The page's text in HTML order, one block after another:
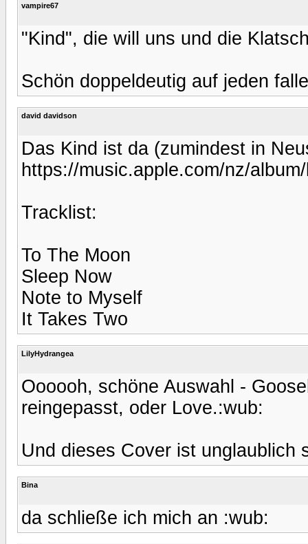
vampire67
"Kind", die will uns und die
Schön doppeldeutig auf jeden
david davidson
Das Kind ist da (zumindest in
https://music.apple.com/nz/
Tracklist:
To The Moon
Sleep Now
Note to Myself
It Takes Two
LilyHydrangea
Oooooh, schöne Auswahl -
reingepasst, oder Love.:wub:
Und dieses Cover ist unglaublich
Bina
da schließe ich mich an :wub: